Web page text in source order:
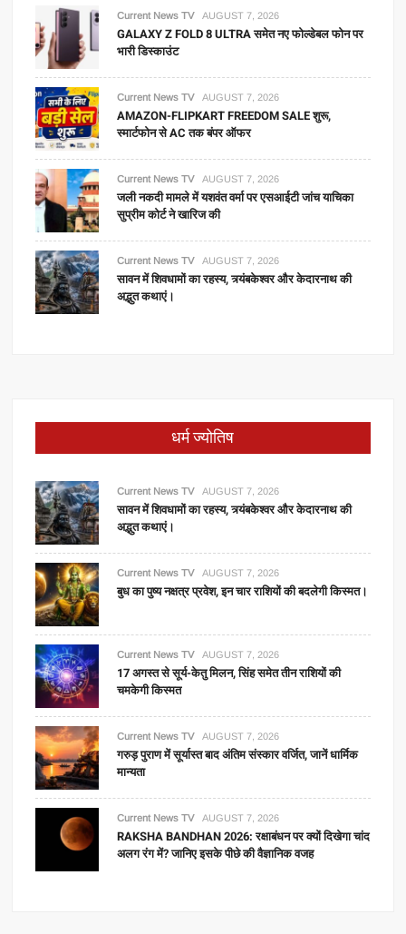
Current News TV AUGUST 7, 2026
GALAXY Z FOLD 8 ULTRA समेत नए फोल्डेबल फोन पर
भारी डिस्काउंट
Current News TV AUGUST 7, 2026
AMAZON-FLIPKART FREEDOM SALE शुरू,
स्मार्टफोन से AC तक बंपर ऑफर
Current News TV AUGUST 7, 2026
जली नकदी मामले में यशवंत वर्मा पर एसआईटी जांच याचिका
सुप्रीम कोर्ट ने खारिज की
Current News TV AUGUST 7, 2026
सावन में शिवधामों का रहस्य, त्र्यंबकेश्वर और केदारनाथ की
अद्भुत कथाएं।
धर्म ज्योतिष
Current News TV AUGUST 7, 2026
सावन में शिवधामों का रहस्य, त्र्यंबकेश्वर और केदारनाथ की
अद्भुत कथाएं।
Current News TV AUGUST 7, 2026
बुध का पुष्य नक्षत्र प्रवेश, इन चार राशियों की बदलेगी किस्मत।
Current News TV AUGUST 7, 2026
17 अगस्त से सूर्य-केतु मिलन, सिंह समेत तीन राशियों की
चमकेगी किस्मत
Current News TV AUGUST 7, 2026
गरुड़ पुराण में सूर्यास्त बाद अंतिम संस्कार वर्जित, जानें धार्मिक
मान्यता
Current News TV AUGUST 7, 2026
RAKSHA BANDHAN 2026: रक्षाबंधन पर क्यों दिखेगा चांद
अलग रंग में? जानिए इसके पीछे की वैज्ञानिक वजह